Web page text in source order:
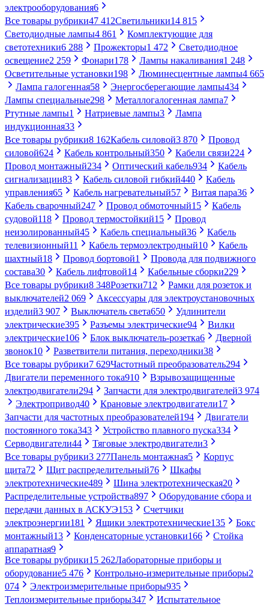
электрооборудования6
Все товары рубрики47 412Светильники14 815
Светодиодные лампы4 861
Комплектующие для
светотехники6 288 Прожекторы1 472
Светодиодное
освещение2 259 Фонари178 Лампы накаливания1 248
Осветительные установки198 Люминесцентные лампы4 665
Лампа галогенная58 Энергосберегающие лампы434
Лампы специальные298 Металлогалогенная лампа7
Ртутные лампы1 Натриевые лампы3
Лампа
индукционная33
Все товары рубрики8 162Кабель силовой3 870
Провод
силовой624 Кабель контрольный350 Кабели связи224
Провод монтажный234 Оптический кабель934
Кабель
сигнализации83 Кабель силовой гибкий440
Кабель
управления65 Кабель нагревательный57 Витая пара36
Кабель сварочный247 Провод обмоточный15
Кабель
судовой118 Провод термостойкий15
Провод
неизолированный45 Кабель специальный36
Кабель
телевизионный11 Кабель термоэлектродный10
Кабель
шахтный18 Провод бортовой1
Провода для подвижного
состава30 Кабель лифтовой14 Кабельные сборки229
Все товары рубрики8 348Розетки712
Рамки для розеток и
выключателей2 069
Аксессуары для электроустановочных
изделий3 907 Выключатель света650
Удлинители
электрические395 Разъемы электрические94
Вилки
электрические106 Блок выключатель-розетка6
Дверной
звонок10 Разветвители питания, переходники38
Все товары рубрики7 629Частотный преобразователь294
Двигатели переменного тока910
Взрывозащищенные
электродвигатели294 Запчасти для электродвигателей3 974
Электропривод40 Крановые электродвигатели17
Запчасти для частотных преобразователей194
Двигатели
постоянного тока343 Устройство плавного пуска334
Серводвигатели44 Тяговые электродвигатели3
Все товары рубрики3 277Панель монтажная5
Корпус
щита72 Щит распределительный76
Шкафы
электротехнические489 Шина электротехническая20
Распределительные устройства897
Оборудование сбора и
передачи данных в АСКУЭ153
Счетчики
электроэнергии181 Ящики электротехнические135
Бокс
монтажный13 Конденсаторные установки166
Стойка
аппаратная9
Все товары рубрики15 262Лабораторные приборы и
оборудование5 476 Контрольно-измерительные приборы2
074
Электроизмерительные приборы935
Теплоизмерительные приборы347
Испытательное